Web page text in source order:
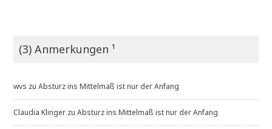
(3) Anmerkungen ¹
wvs zuAbsturz ins Mittelmaß ist nur der Anfang
Claudia Klinger zuAbsturz ins Mittelmaß ist nur der Anfang